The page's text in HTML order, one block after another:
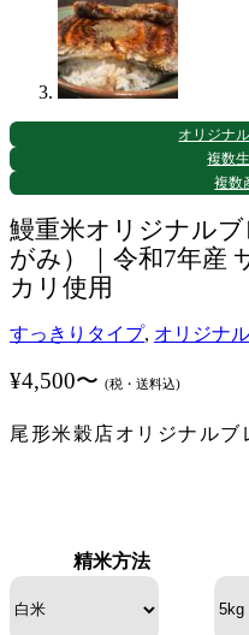
オリジナ
複数
複数
鰻重米オリジナル
がみ）｜令和7年産
カリ使用
すっきりタイプ, オリジナ
¥4,500〜 (税・送料込)
尾形米穀店オリジナルブ
精米方法